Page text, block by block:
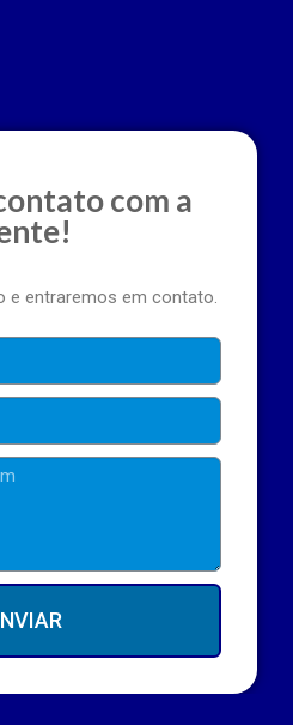
com a
e entraremos em contato.